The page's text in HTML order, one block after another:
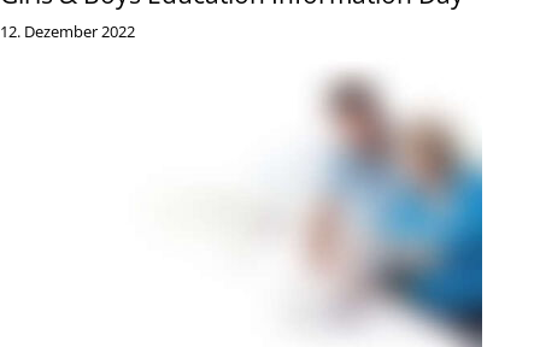
12. Dezember 2022